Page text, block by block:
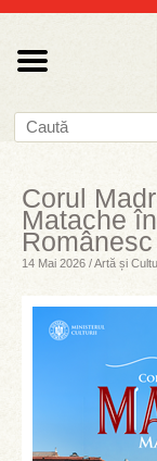
Corul
Matache
Românesc
14 Mai 2026 / Artă și